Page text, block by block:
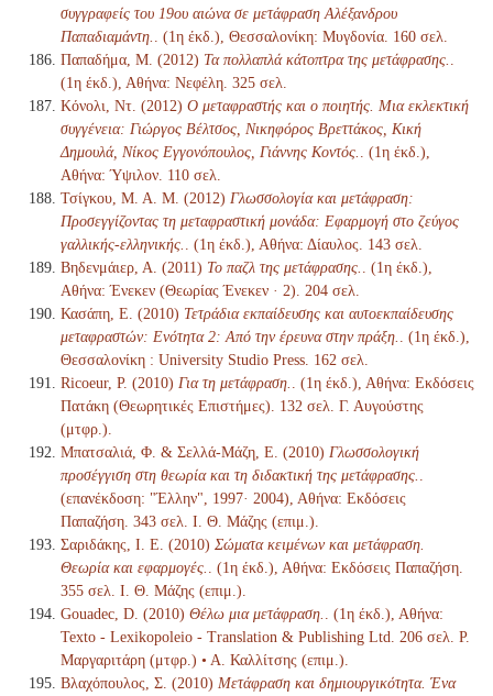
συγγραφείς του 19ου αιώνα σε μετάφραση Αλέξανδρου
Παπαδιαμάντη.
. (1η έκδ.), Θεσσαλονίκη: Μυγδονία. 160 σελ.
Παπαδήμα, Μ. (2012) Τα πολλαπλά κάτοπτρα της μετάφρασης.
(1η έκδ.), Αθήνα: Νεφέλη. 325 σελ.
Κόνολι, Ντ. (2012) Ο μεταφραστής και ο ποιητής. Μια εκλεκτική
συγγένεια: Γιώργος Βέλτσος, Νικηφόρος Βρεττάκος, Κική
Δημουλά, Νίκος Εγγονόπουλος, Γιάννης Κοντός.
. (1η έκδ.),
Αθήνα: Ύψιλον. 110 σελ.
Τσίγκου, Μ. Α. Μ. (2012) Γλωσσολογία και μετάφραση:
Προσεγγίζοντας τη μεταφραστική μονάδα: Εφαρμογή στο ζεύγος
γαλλικής-ελληνικής.
. (1η έκδ.), Αθήνα: Δίαυλος. 143 σελ.
Βηδενμάιερ, Α. (2011) Το παζλ της μετάφρασης.
. (1η έκδ.),
Αθήνα: Ένεκεν (Θεωρίας Ένεκεν · 2). 204 σελ.
Κασάπη, Ε. (2010) Τετράδια εκπαίδευσης και αυτοεκπαίδευσης
μεταφραστών: Ενότητα 2: Από την έρευνα στην πράξη.
. (1η έκδ.),
Θεσσαλονίκη : University Studio Press. 162 σελ.
Ricoeur, P. (2010) Για τη μετάφραση.
. (1η έκδ.), Αθήνα: Εκδόσεις
Πατάκη (Θεωρητικές Επιστήμες). 132 σελ. Γ. Αυγούστης
(μτφρ.).
Μπατσαλιά, Φ. & Σελλά-Μάζη, Ε. (2010) Γλωσσολογική
προσέγγιση στη θεωρία και τη διδακτική της μετάφρασης.
(επανέκδοση: "Έλλην", 1997· 2004), Αθήνα: Εκδόσεις
Παπαζήση. 343 σελ. Ι. Θ. Μάζης (επιμ.).
Σαριδάκης, Ι. Ε. (2010) Σώματα κειμένων και μετάφραση.
Θεωρία και εφαρμογές.
. (1η έκδ.), Αθήνα: Εκδόσεις Παπαζήση.
355 σελ. Ι. Θ. Μάζης (επιμ.).
Gouadec, D. (2010) Θέλω μια μετάφραση.
. (1η έκδ.), Αθήνα:
Texto - Lexikopoleio - Translation & Publishing Ltd. 206 σελ. Ρ.
Μαργαριτάρη (μτφρ.) • Α. Καλλίτσης (επιμ.).
Βλαχόπουλος, Σ. (2010) Μετάφραση και δημιουργικότητα. Ένα